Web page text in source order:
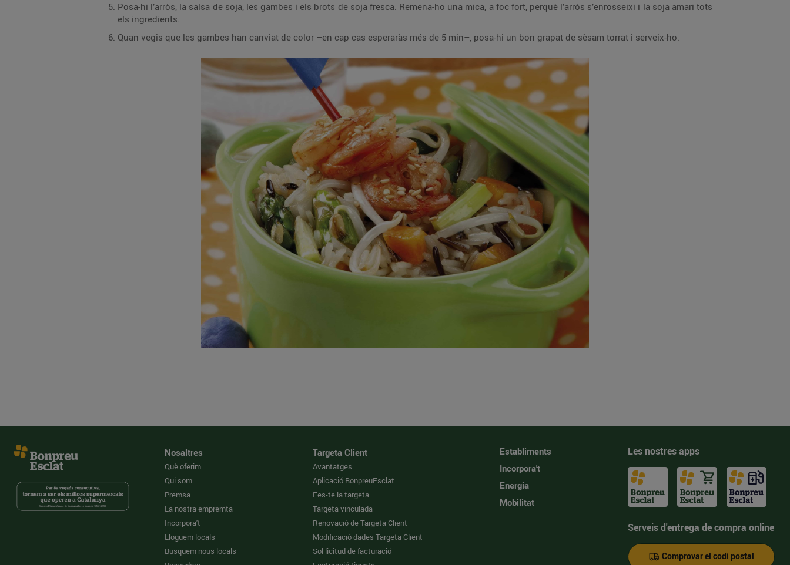
Posa-hi l’arròs, la salsa de soja, les gambes i els brots de soja fresca. Remena-ho una mica, a foc fort, perquè l’arròs s’enrosseixi i la soja amari tots
els ingredients.
Quan vegis que les gambes han canviat de color –en cap cas esperaràs més de 5 min–, posa-hi un bon grapat de sèsam torrat i serveix-ho.
Nosaltres
Què oferim
Qui som
Premsa
La nostra empremta
Incorpora't
Lloguem locals
Busquem nous locals
Targeta Client
Avantatges
Aplicació BonpreuEsclat
Fes-te la targeta
Targeta vinculada
Renovació de Targeta Client
Modificació dades Targeta Client
Sol·licitud de facturació
Establiments
Incorpora't
Energia
Mobilitat
Les nostres apps
Serveis d'entrega de compra online
Comprovar el codi postal